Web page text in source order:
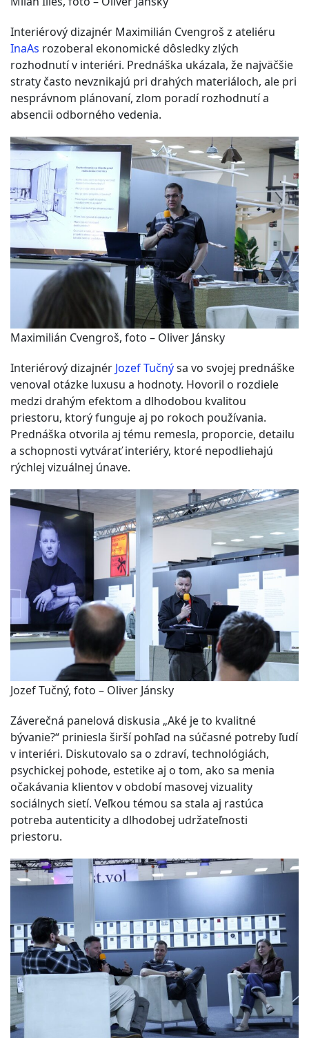
Interiérový dizajnér Maximilián Cvengroš z ateliéru
InaAs rozoberal ekonomické dôsledky zlých
rozhodnutí v interiéri. Prednáška ukázala, že najväčšie
straty často nevznikajú pri drahých materiáloch, ale pri
nesprávnom plánovaní, zlom poradí rozhodnutí a
absencii odborného vedenia.
Maximilián Cvengroš, foto – Oliver Jánsky
Interiérový dizajnér Jozef Tučnýsa vo svojej prednáške
venoval otázke luxusu a hodnoty. Hovoril o rozdiele
medzi drahým efektom a dlhodobou kvalitou
priestoru, ktorý funguje aj po rokoch používania.
Prednáška otvorila aj tému remesla, proporcie, detailu
a schopnosti vytvárať interiéry, ktoré nepodliehajú
rýchlej vizuálnej únave.
Jozef Tučný, foto – Oliver Jánsky
Záverečná panelová diskusia „Aké je to kvalitné
bývanie?“ priniesla širší pohľad na súčasné potreby ľudí
v interiéri. Diskutovalo sa o zdraví, technológiách,
psychickej pohode, estetike aj o tom, ako sa menia
očakávania klientov v období masovej vizuality
sociálnych sietí. Veľkou témou sa stala aj rastúca
potreba autenticity a dlhodobej udržateľnosti
priestoru.